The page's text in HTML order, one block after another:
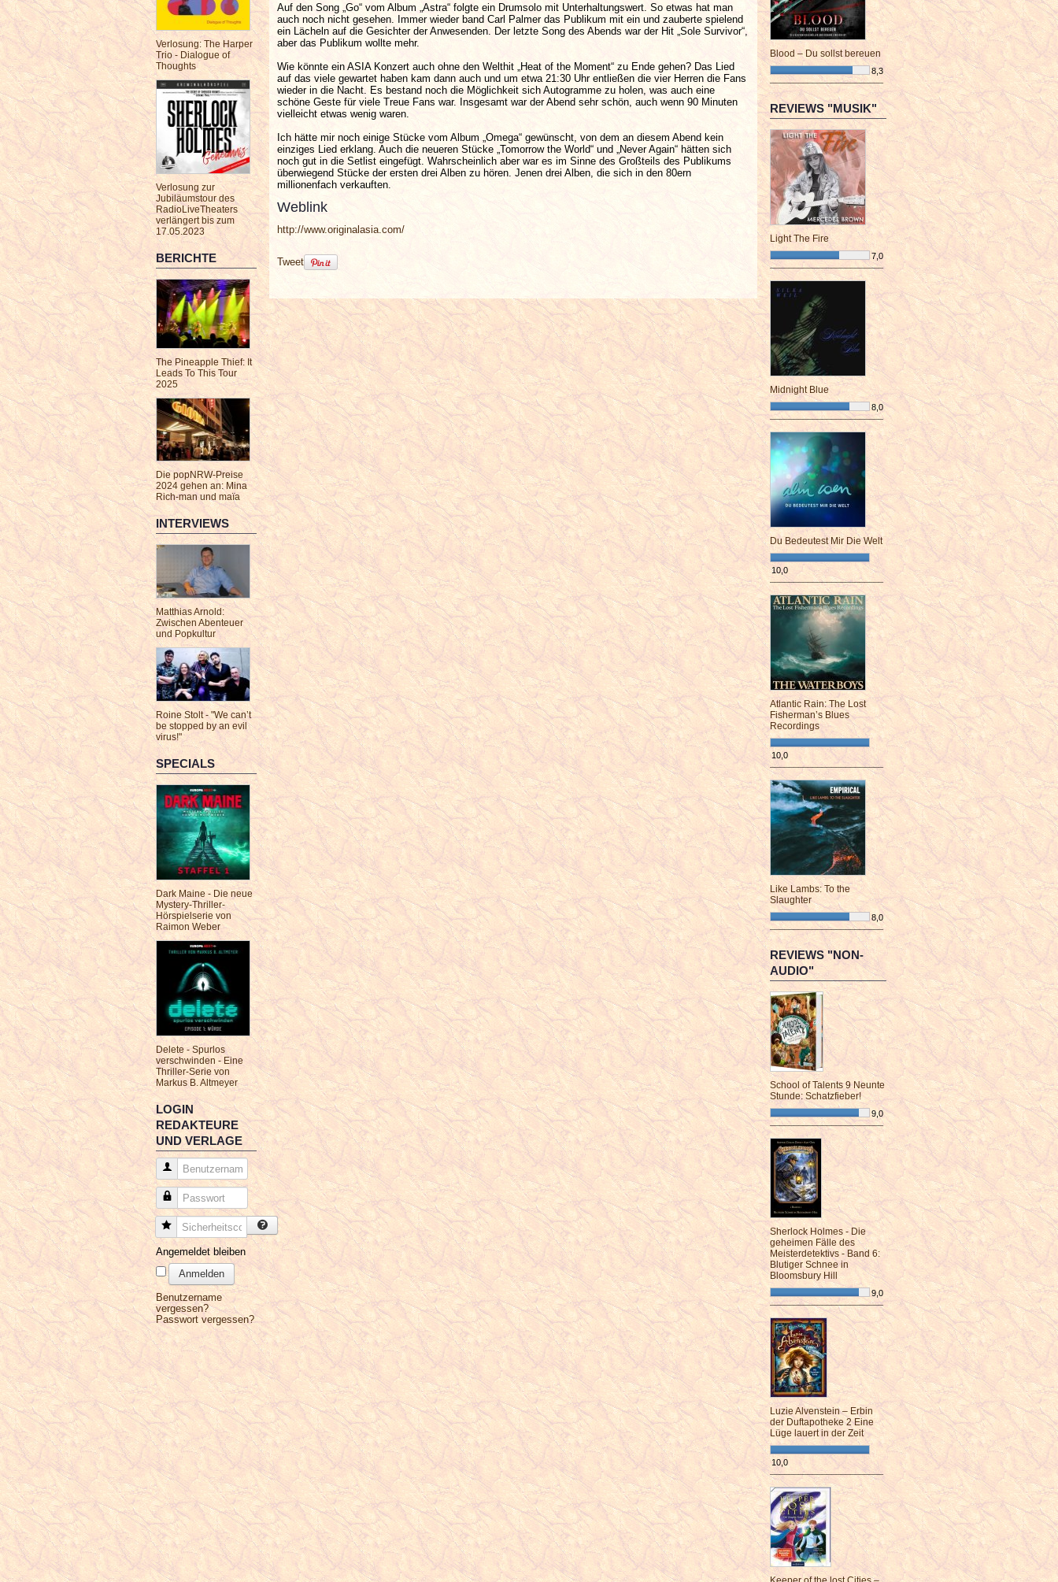
Verlosung: The Harper
Trio - Dialogue of
Thoughts
Verlosung zur
Jubiläumstour des
RadioLiveTheaters
verlängert bis zum
17.05.2023
BERICHTE
The Pineapple Thief: It
Leads To This Tour
2025
Die popNRW-Preise
2024 gehen an: Mina
Rich-man und maïa
INTERVIEWS
Matthias Arnold:
Zwischen Abenteuer
und Popkultur
Roine Stolt - "We can’t
be stopped by an evil
virus!"
SPECIALS
Dark Maine - Die neue
Mystery-Thriller-
Hörspielserie von
Raimon Weber
Delete - Spurlos
verschwinden - Eine
Thriller-Serie von
Markus B. Altmeyer
LOGIN
REDAKTEURE
UND VERLAGE
Benutzername
Passwort
Sicherheitscode
Angemeldet bleiben
Anmelden
Benutzername
vergessen?
Passwort vergessen?
Auf den Song „Go“ vom Album „Astra“ folgte ein Drumsolo mit Unterhaltungswert. So etwas hat man
auch noch nicht gesehen. Immer wieder band Carl Palmer das Publikum mit ein und zauberte spielend
ein Lächeln auf die Gesichter der Anwesenden. Der letzte Song des Abends war der Hit „Sole Survivor“,
aber das Publikum wollte mehr.
Wie könnte ein ASIA Konzert auch ohne den Welthit „Heat of the Moment“ zu Ende gehen? Das Lied
auf das viele gewartet haben kam dann auch und um etwa 21:30 Uhr entließen die vier Herren die Fans
wieder in die Nacht. Es bestand noch die Möglichkeit sich Autogramme zu holen, was auch eine
schöne Geste für viele Treue Fans war. Insgesamt war der Abend sehr schön, auch wenn 90 Minuten
vielleicht etwas wenig waren.
Ich hätte mir noch einige Stücke vom Album „Omega“ gewünscht, von dem an diesem Abend kein
einziges Lied erklang. Auch die neueren Stücke „Tomorrow the World“ und „Never Again“ hätten sich
noch gut in die Setlist eingefügt. Wahrscheinlich aber war es im Sinne des Großteils des Publikums
überwiegend Stücke der ersten drei Alben zu hören. Jenen drei Alben, die sich in den 80ern
millionenfach verkauften.
Weblink
http://www.originalasia.com/
Tweet
Blood – Du sollst bereuen
8,3
¯¯¯¯¯¯¯¯¯¯¯¯¯¯¯¯¯¯¯¯¯¯¯¯
REVIEWS "MUSIK"
Light The Fire
7,0
¯¯¯¯¯¯¯¯¯¯¯¯¯¯¯¯¯¯¯¯¯¯¯¯
Midnight Blue
8,0
¯¯¯¯¯¯¯¯¯¯¯¯¯¯¯¯¯¯¯¯¯¯¯¯
Du Bedeutest Mir Die Welt
10,0
¯¯¯¯¯¯¯¯¯¯¯¯¯¯¯¯¯¯¯¯¯¯¯¯
Atlantic Rain: The Lost
Fisherman’s Blues
Recordings
10,0
¯¯¯¯¯¯¯¯¯¯¯¯¯¯¯¯¯¯¯¯¯¯¯¯
Like Lambs: To the
Slaughter
8,0
¯¯¯¯¯¯¯¯¯¯¯¯¯¯¯¯¯¯¯¯¯¯¯¯
REVIEWS "NON-
AUDIO"
School of Talents 9 Neunte
Stunde: Schatzfieber!
9,0
¯¯¯¯¯¯¯¯¯¯¯¯¯¯¯¯¯¯¯¯¯¯¯¯
Sherlock Holmes - Die
geheimen Fälle des
Meisterdetektivs - Band 6:
Blutiger Schnee in
Bloomsbury Hill
9,0
¯¯¯¯¯¯¯¯¯¯¯¯¯¯¯¯¯¯¯¯¯¯¯¯
Luzie Alvenstein – Erbin
der Duftapotheke 2 Eine
Lüge lauert in der Zeit
10,0
¯¯¯¯¯¯¯¯¯¯¯¯¯¯¯¯¯¯¯¯¯¯¯¯